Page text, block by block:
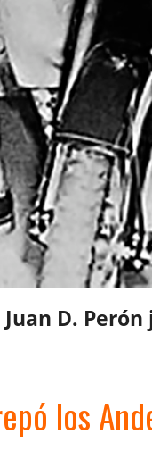
Juan D.
los